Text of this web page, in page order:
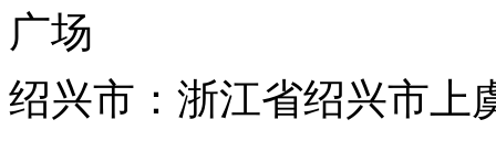
广场
绍兴市：浙江省绍兴市上